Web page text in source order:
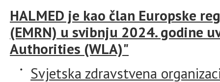
HALMED je kao član Europske
(EMRN) u svibnju 2024. godine
Authorities (WLA)"
Svjetska zdravstvena